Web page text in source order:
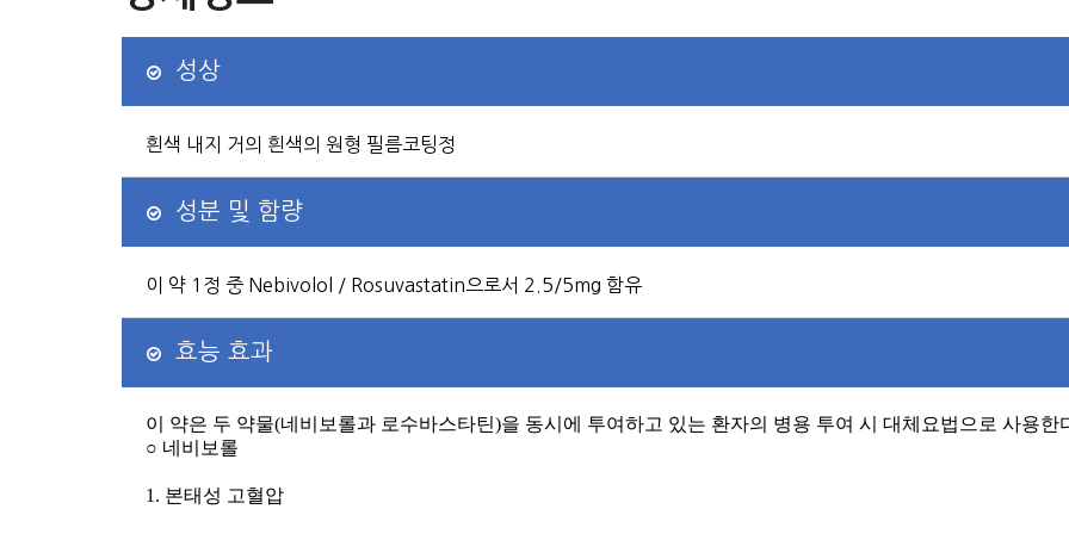
성상
흰색 내지 거의 흰색의 원형 필름코팅정
성분 및 함량
이 약 1정 중 Nebivolol / Rosuvastatin으로서 2.5/5mg 함유
효능 효과
이 약은 두 약물(네비보롤과 로수바스타틴)을 동시에 투여하고 있는 환자의 병용 투여 시 대체요법으로 사용한
○ 네비보롤
1. 본태성 고혈압